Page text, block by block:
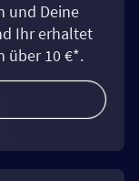
und Deine
Ihr erhaltet
über 10 €*.